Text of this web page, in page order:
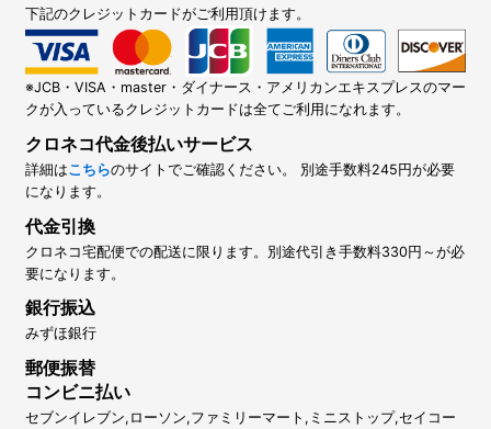
下記のクレジットカードがご利用頂けます。
※JCB・VISA・master・ダイナース・アメリカンエキスプレスのマー
クが入っているクレジットカードは全てご利用になれます。
クロネコ代金後払いサービス
詳細はこちらのサイトでご確認ください。 別途手数料245円が必要
になります。
代金引換
クロネコ宅配便での配送に限ります。別途代引き手数料330円～が必
要になります。
銀行振込
みずほ銀行
郵便振替
コンビニ払い
セブンイレブン,ローソン,ファミリーマート,ミニストップ,セイコー